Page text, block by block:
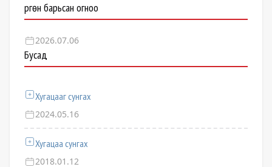
Өргөн барьсан огноо
2026.07.06
Бусад
Хугацааг сунгах
2024.05.16
Хугацаа сунгах
2018.01.12